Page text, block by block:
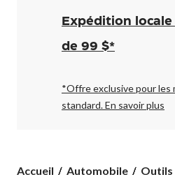
Fermé,
Ouverture
à
pour
changer
Expédition
de 99 $*
*Offre exclusive pour les
standard.En savoir plus
Accueil Automobile Outils